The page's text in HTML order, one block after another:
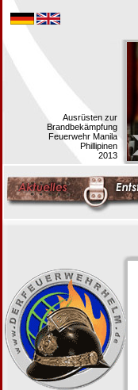
Ausrüsten zur
Brandbekämpfung
Feuerwehr Manila
Phillipinen
2013